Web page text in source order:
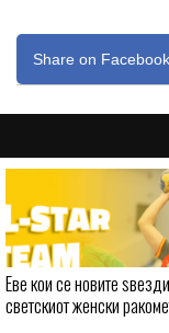
Share on Facebook
Еве кои се новите
светскиот женски